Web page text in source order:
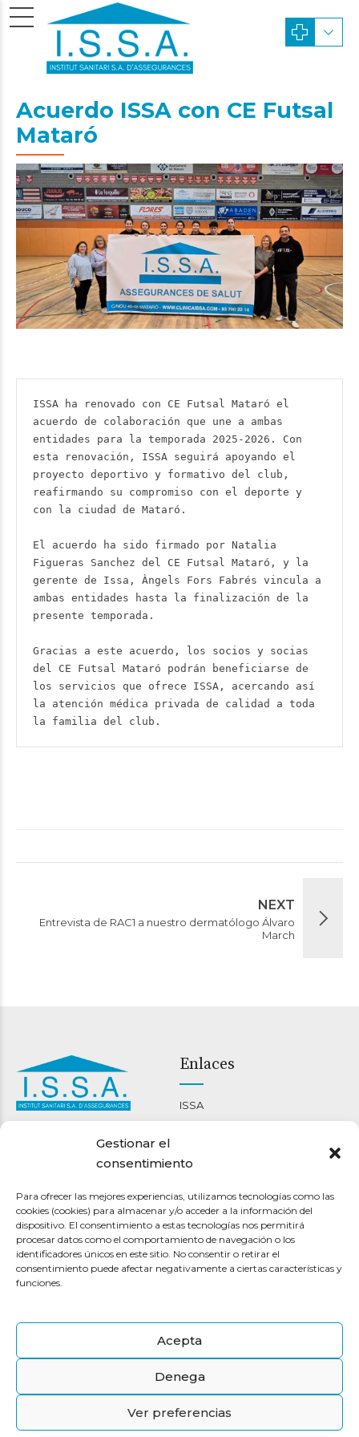
Gestionar el
consentimiento
Para ofrecer las mejores experiencias, utilizamos tecnologías como las
cookies (cookies) para almacenar y/o acceder a la información del
dispositivo. El consentimiento a estas tecnologías nos permitirá
procesar datos como el comportamiento de navegación o los
identificadores únicos en este sitio. No consentir o retirar el
consentimiento puede afectar negativamente a ciertas características y
funciones.
Acepta
Denega
Ver preferencias
Acuerdo ISSA con CE Futsal
Mataró
ISSA ha renovado con CE Futsal Mataró el
acuerdo de colaboración que une a ambas
entidades para la temporada 2025-2026. Con
esta renovación, ISSA seguirá apoyando el
proyecto deportivo y formativo del club,
reafirmando su compromiso con el deporte y
con la ciudad de Mataró.
El acuerdo ha sido firmado por Natalia
Figueras Sanchez del CE Futsal Mataró, y la
gerente de Issa, Àngels Fors Fabrés vincula a
ambas entidades hasta la finalización de la
presente temporada.
Gracias a este acuerdo, los socios y socias
del CE Futsal Mataró podrán beneficiarse de
los servicios que ofrece ISSA, acercando así
la atención médica privada de calidad a toda
la familia del club.
NEXT
Entrevista de RAC1 a nuestro dermatólogo Álvaro
March
Enlaces
ISSA
Pólizas
ISSA 10
ISSA BÀSIC
ISSA DENTAL
Asistencia en viaje
Otros
Encuentra a tu médico
Junta General Extraordinaria